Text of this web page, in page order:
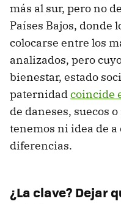
más al sur, pero no
Países Bajos, donde
colocarse entre los
analizados, pero
bienestar, estado
paternidadcoincide
de daneses, suecos
tenemos ni idea de a
diferencias.
¿La clave? Dejar